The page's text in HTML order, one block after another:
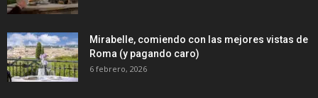
Mirabelle, comiendo con las mejores vistas de
Roma (y pagando caro)
6 febrero, 2026